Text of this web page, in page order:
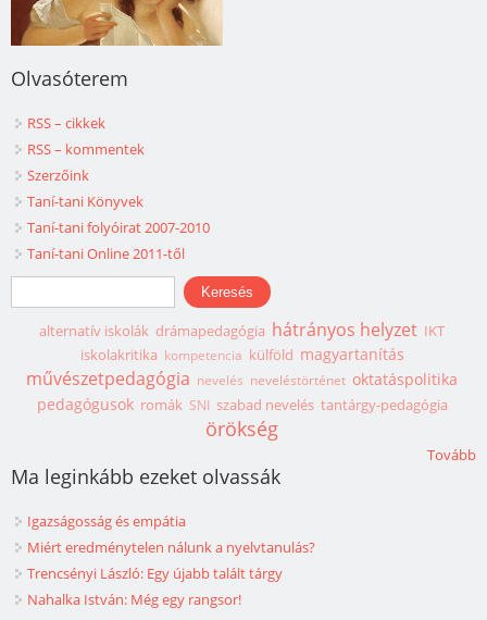
Olvasóterem
RSS – cikkek
RSS – kommentek
Szerzőink
Taní-tani Könyvek
Taní-tani folyóirat 2007-2010
Taní-tani Online 2011-től
Keresés űrlap
Keresés
alternatív iskolák drámapedagógia hátrányos helyzet IKT
iskolakritika kompetencia külföld magyartanítás
művészetpedagógia nevelés neveléstörténet oktatáspolitika
pedagógusok romák SNI szabad nevelés tantárgy-pedagógia
örökség
Tovább
Ma leginkább ezeket olvassák
Igazságosság és empátia
Miért eredménytelen nálunk a nyelvtanulás?
Trencsényi László: Egy újabb talált tárgy
Nahalka István: Még egy rangsor!